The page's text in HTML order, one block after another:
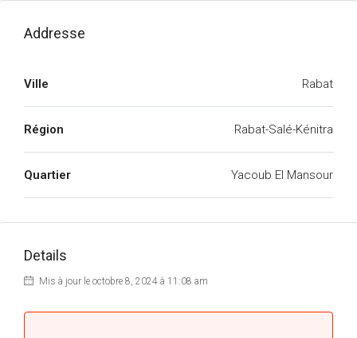
Addresse
Ville Rabat
Région Rabat-Salé-Kénitra
Quartier Yacoub El Mansour
Details
Mis à jour le octobre 8, 2024 à 11:08 am